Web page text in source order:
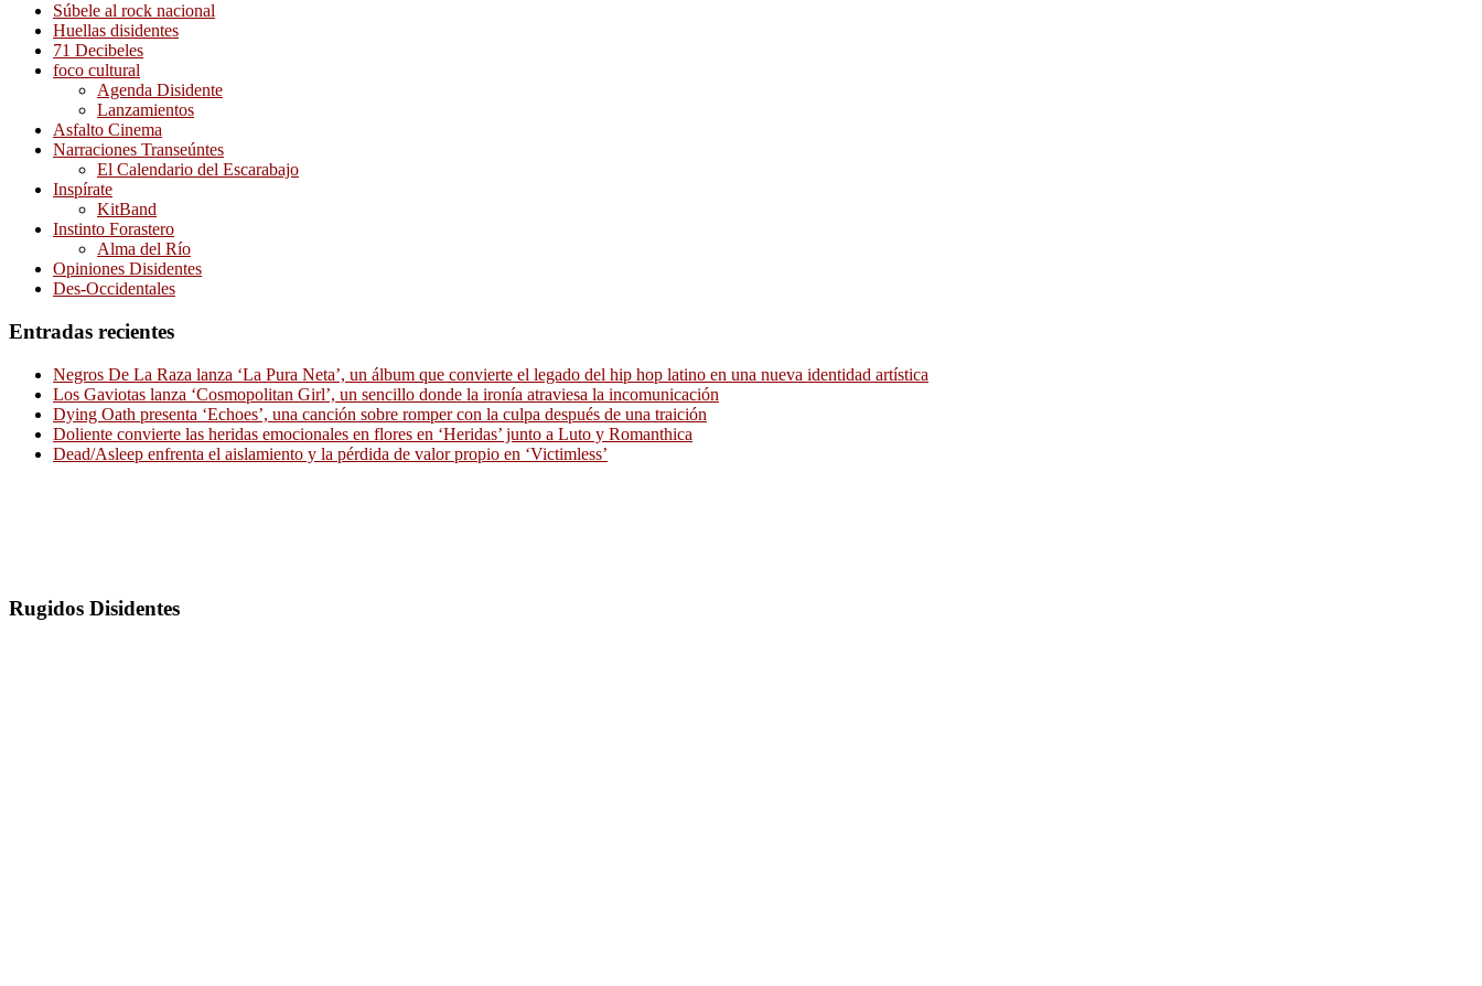
Súbele al rock nacional
Huellas disidentes
71 Decibeles
foco cultural
Agenda Disidente
Lanzamientos
Asfalto Cinema
Narraciones Transeúntes
El Calendario del Escarabajo
Inspírate
KitBand
Instinto Forastero
Alma del Río
Opiniones Disidentes
Des-Occidentales
Entradas recientes
Negros De La Raza lanza ‘La Pura Neta’, un álbum que convierte el legado del hip hop latino en una nueva identidad artística
Los Gaviotas lanza ‘Cosmopolitan Girl’, un sencillo donde la ironía atraviesa la incomunicación
Dying Oath presenta ‘Echoes’, una canción sobre romper con la culpa después de una traición
Doliente convierte las heridas emocionales en flores en ‘Heridas’ junto a Luto y Romanthica
Dead/Asleep enfrenta el aislamiento y la pérdida de valor propio en ‘Victimless’
Rugidos Disidentes